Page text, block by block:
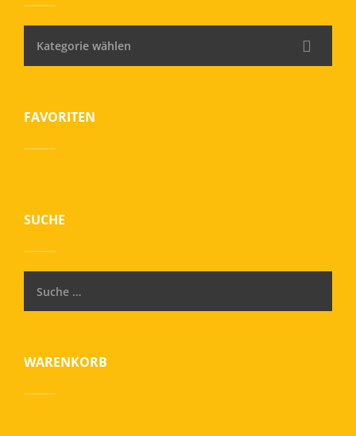
Kategorie wählen
FAVORITEN
SUCHE
WARENKORB